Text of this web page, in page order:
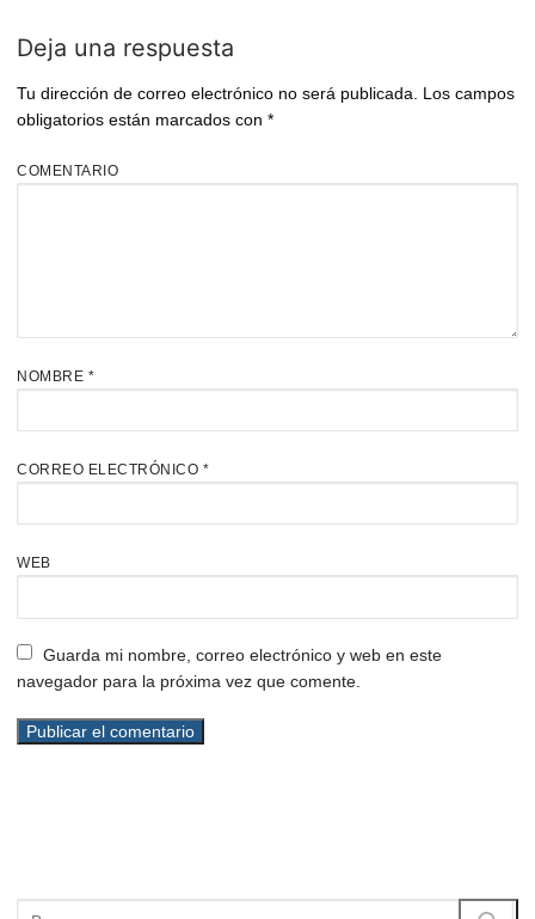
Deja una respuesta
Tu dirección de correo electrónico no será publicada.
Los campos
obligatorios están marcados con *
COMENTARIO
NOMBRE *
CORREO ELECTRÓNICO *
WEB
Guarda mi nombre, correo electrónico y web en este
navegador para la próxima vez que comente.
Buscar: